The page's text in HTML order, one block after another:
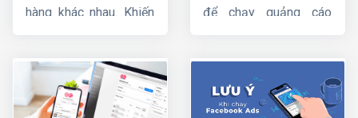
hàng khác nhau. Khiến
vì không biết nên sử
dụng ads target gì phù
hợp với sản phẩm/
để chạy quảng cáo
facebook từ a đến
zcủaCông ty HIG
để